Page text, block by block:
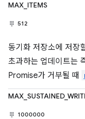
MAX_ITEMS
512
동기화 저장소에 저장
초과하는 업데이트는
Promise가 거부될 때
1000000